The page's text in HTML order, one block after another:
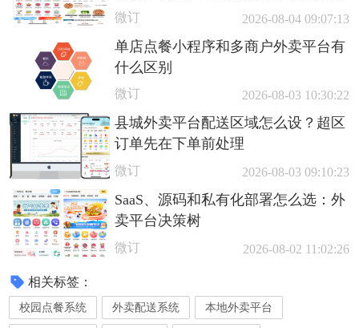
微订 2026-08-04 09:07:13
单店点餐小程序和多商户外卖平台有
什么区别
微订 2026-08-03 10:30:22
县城外卖平台配送区域怎么设？超区
订单先在下单前处理
微订 2026-08-03 09:10:23
SaaS、源码和私有化部署怎么选：外
卖平台决策树
微订 2026-08-02 11:02:26
相关标签：
校园点餐系统 外卖配送系统 本地外卖平台